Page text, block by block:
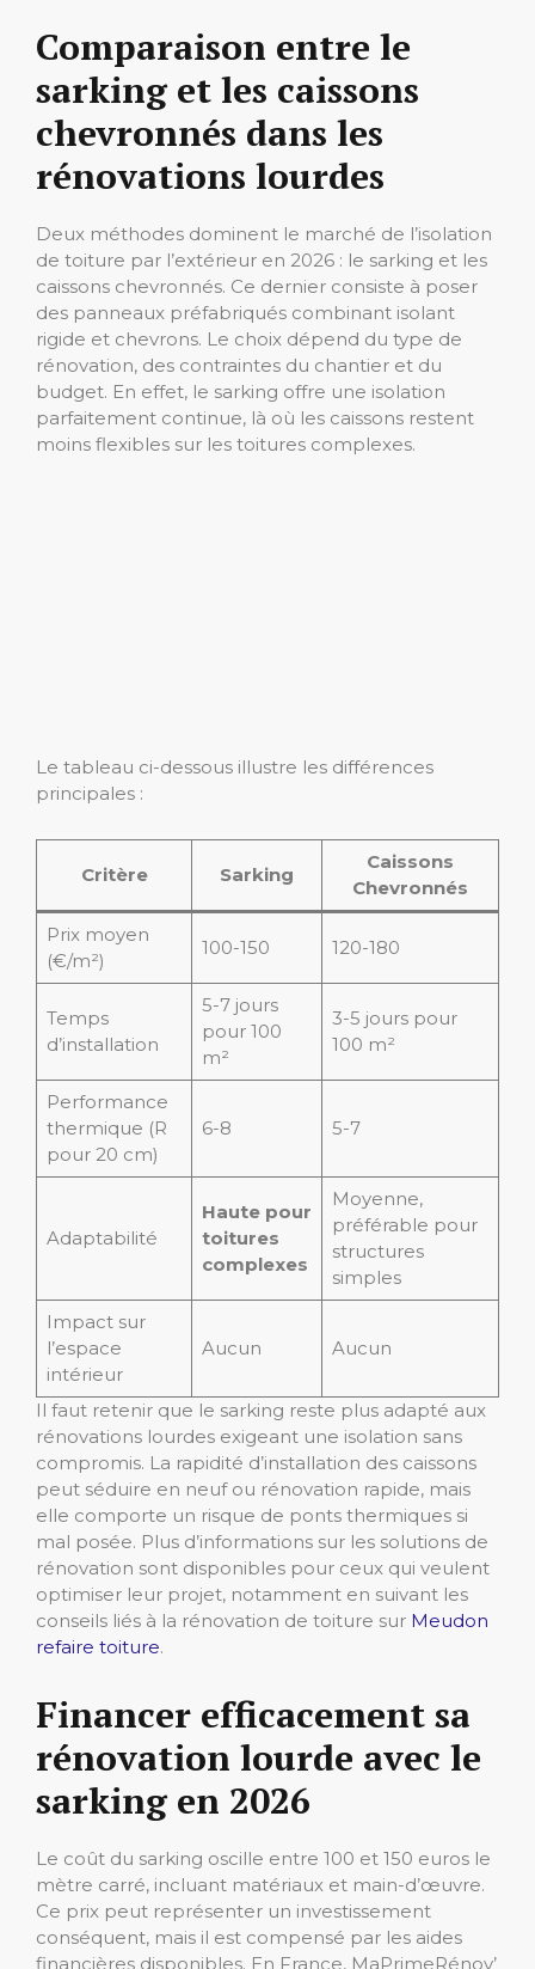
Comparaison entre le
sarking et les caissons
chevronnés dans les
rénovations lourdes
Deux méthodes dominent le marché de l’isolation
de toiture par l’extérieur en 2026 : le sarking et les
caissons chevronnés. Ce dernier consiste à poser
des panneaux préfabriqués combinant isolant
rigide et chevrons. Le choix dépend du type de
rénovation, des contraintes du chantier et du
budget. En effet, le sarking offre une isolation
parfaitement continue, là où les caissons restent
moins flexibles sur les toitures complexes.
Le tableau ci-dessous illustre les différences
principales :
Critère Sarking
Caissons
Chevronnés
Prix moyen
(€/m²)
100-150 120-180
Temps
d’installation
5-7 jours
pour 100
m²
3-5 jours pour
100 m²
Performance
thermique (R
pour 20 cm)
6-8 5-7
Adaptabilité
Haute pour
toitures
complexes
Moyenne,
préférable pour
structures
simples
Impact sur
l’espace
intérieur
Aucun Aucun
Il faut retenir que le sarking reste plus adapté aux
rénovations lourdes exigeant une isolation sans
compromis. La rapidité d’installation des caissons
peut séduire en neuf ou rénovation rapide, mais
elle comporte un risque de ponts thermiques si
mal posée. Plus d’informations sur les solutions de
rénovation sont disponibles pour ceux qui veulent
optimiser leur projet, notamment en suivant les
conseils liés à la rénovation de toiture sur Meudon
refaire toiture.
Financer efficacement sa
rénovation lourde avec le
sarking en 2026
Le coût du sarking oscille entre 100 et 150 euros le
mètre carré, incluant matériaux et main-d’œuvre.
Ce prix peut représenter un investissement
conséquent, mais il est compensé par les aides
financières disponibles. En France, MaPrimeRénov’